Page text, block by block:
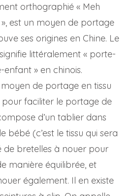
orthographié « Meh
», est un moyen de portage
ses origines en Chine. Le
littéralement « porte-
» en chinois.
moyen de portage en tissu
pour faciliter le portage de
d’un tablier dans
bébé (c’est le tissu qui sera
de bretelles à nouer pour
manière équilibrée, et
également. Il en existe